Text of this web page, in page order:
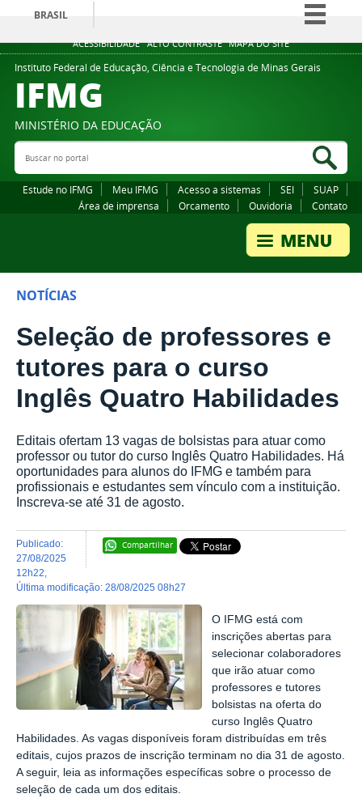
ACESSIBILIDADE ALTO CONTRASTE MAPA DO SITE
BRASIL
Simplifique!
Comunica BR
Legislação
Instituto Federal de Educação, Ciência e Tecnologia de Minas Gerais
IFMG
MINISTÉRIO DA EDUCAÇÃO
Buscar no portal
Estude no IFMG Meu IFMG Acesso a sistemas SEI
SUAP
Área de imprensa
Orcamento Ouvidoria Contato
NOTÍCIAS
Seleção de professores e
tutores para o curso
Inglês Quatro Habilidades
Editais ofertam 13 vagas de bolsistas para atuar como
professor ou tutor do curso Inglês Quatro Habilidades. Há
oportunidades para alunos do IFMG e também para
profissionais e estudantes sem vínculo com a instituição.
Inscreva-se até 31 de agosto.
Compartilhar
publicado:
27/08/2025
12h22
última modificação: 28/08/2025 08h27
O IFMG está com
inscrições abertas para
selecionar colaboradores
que irão atuar como
professores e tutores
bolsistas na oferta do
curso Inglês Quatro
Habilidades. As vagas disponíveis foram distribuídas em três
editais, cujos prazos de inscrição terminam no dia 31 de agosto.
A seguir, leia as informações específicas sobre o processo de
seleção de cada um dos editais.